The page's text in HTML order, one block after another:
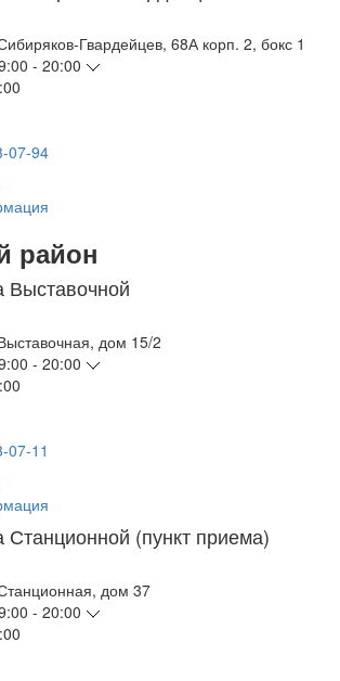
Гвардейцев, 68А корп. 2, бокс 1
- 20:00
07-94
район
Выставочной
дом 15/2
- 20:00
07-11
Станционной (пункт приема)
дом 37
- 20:00